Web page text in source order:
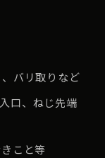
バリ取りなど
口、ねじ先端
こと等